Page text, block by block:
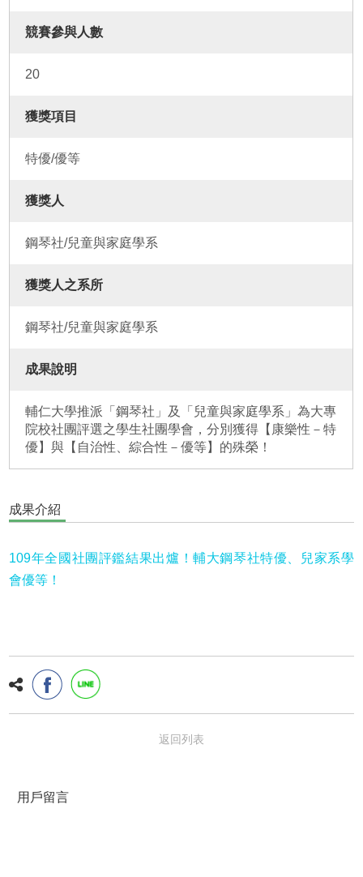
競賽參與人數
20
獲獎項目
特優/優等
獲獎人
鋼琴社/兒童與家庭學系
獲獎人之系所
鋼琴社/兒童與家庭學系
成果說明
輔仁大學推派「鋼琴社」及「兒童與家庭學系」為大專
院校社團評選之學生社團學會，分別獲得【康樂性－特
優】與【自治性、綜合性－優等】的殊榮！
成果介紹
109年全國社團評鑑結果出爐！輔大鋼琴社特優、兒家系學
會優等！
返回列表
用戶留言